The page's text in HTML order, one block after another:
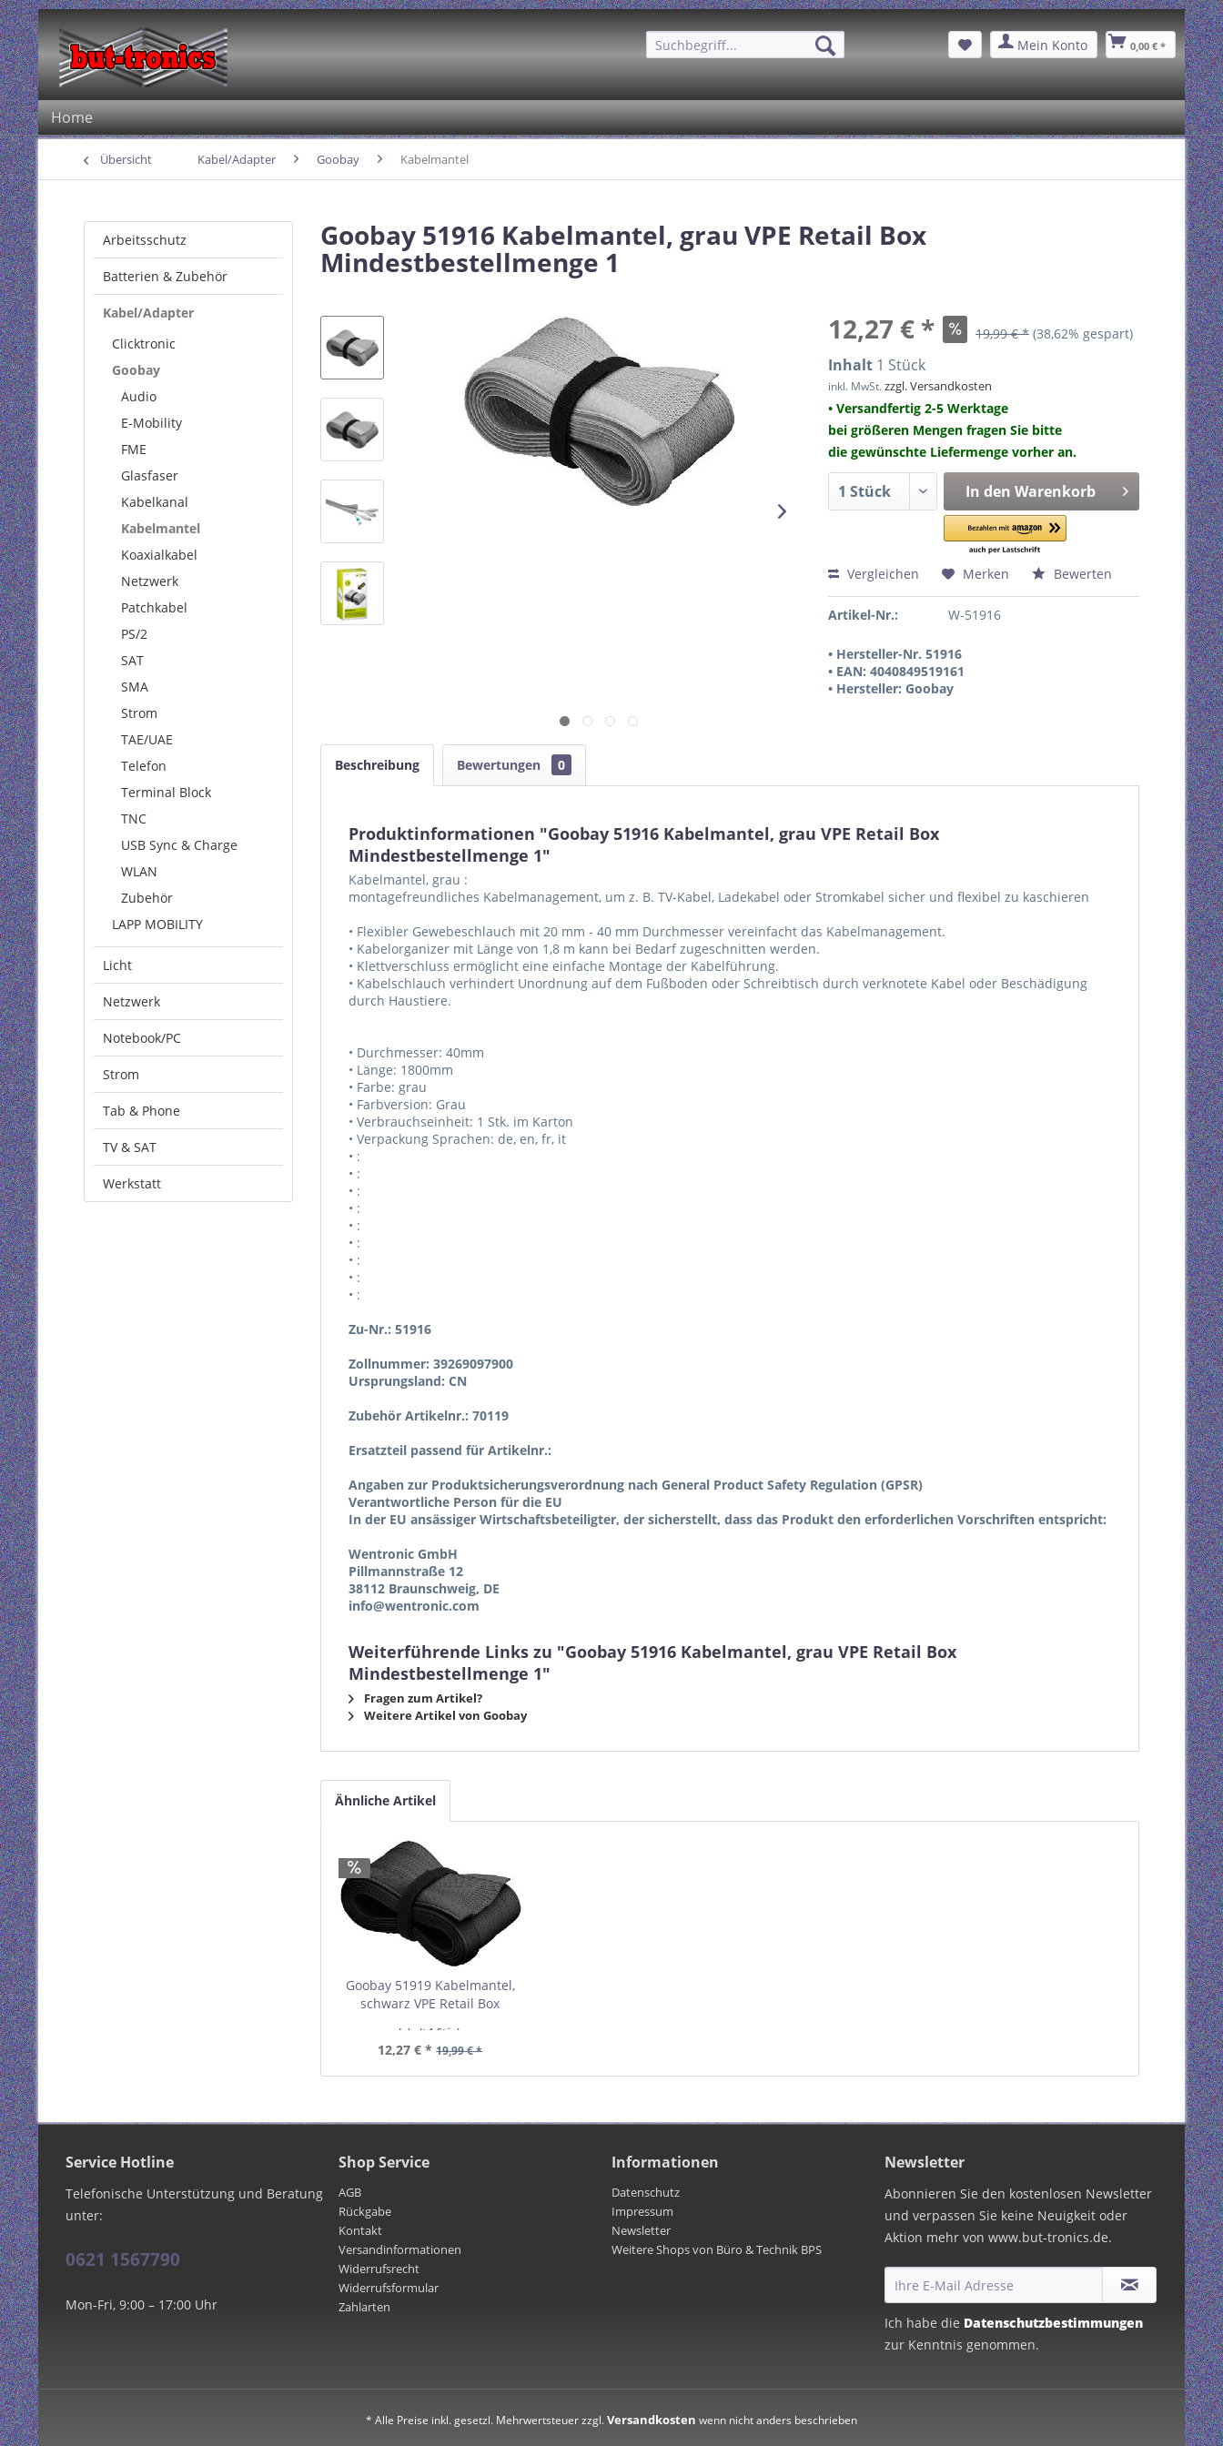
Mein Konto 0,00 € *
Home
Übersicht Kabel/Adapter Goobay Kabelmantel
Arbeitsschutz
Batterien & Zubehör
Kabel/Adapter
Clicktronic
Goobay
Audio
E-Mobility
FME
Glasfaser
Kabelkanal
Kabelmantel
Koaxialkabel
Netzwerk
Patchkabel
PS/2
SAT
SMA
Strom
TAE/UAE
Telefon
Terminal Block
TNC
USB Sync & Charge
WLAN
Zubehör
LAPP MOBILITY
Licht
Netzwerk
Notebook/PC
Strom
Tab & Phone
TV & SAT
Werkstatt
Goobay 51916 Kabelmantel, grau VPE Retail Box
Mindestbestellmenge 1
12,27 € *
19,99 € * (38,62% gespart)
Inhalt 1 Stück
inkl. MwSt.zzgl. Versandkosten
• Versandfertig 2-5 Werktage
bei größeren Mengen fragen Sie bitte
die gewünschte Liefermenge vorher an.
In den Warenkorb
Vergleichen Merken Bewerten
Artikel-Nr.: W-51916
• Hersteller-Nr. 51916
• EAN: 4040849519161
• Hersteller: Goobay
Beschreibung Bewertungen 0
Produktinformationen "Goobay 51916 Kabelmantel, grau VPE Retail Box
Mindestbestellmenge 1"
Kabelmantel, grau :
montagefreundliches Kabelmanagement, um z. B. TV-Kabel, Ladekabel oder Stromkabel sicher und flexibel zu kaschieren
• Flexibler Gewebeschlauch mit 20 mm - 40 mm Durchmesser vereinfacht das Kabelmanagement.
• Kabelorganizer mit Länge von 1,8 m kann bei Bedarf zugeschnitten werden.
• Klettverschluss ermöglicht eine einfache Montage der Kabelführung.
• Kabelschlauch verhindert Unordnung auf dem Fußboden oder Schreibtisch durch verknotete Kabel oder Beschädigung
durch Haustiere.
• Durchmesser: 40mm
• Länge: 1800mm
• Farbe: grau
• Farbversion: Grau
• Verbrauchseinheit: 1 Stk. im Karton
• Verpackung Sprachen: de, en, fr, it
• :
• :
• :
• :
• :
• :
• :
• :
• :
Zu-Nr.: 51916
Zollnummer: 39269097900
Ursprungsland: CN
Zubehör Artikelnr.: 70119
Ersatzteil passend für Artikelnr.:
Angaben zur Produktsicherungsverordnung nach General Product Safety Regulation (GPSR)
Verantwortliche Person für die EU
In der EU ansässiger Wirtschaftsbeteiligter, der sicherstellt, dass das Produkt den erforderlichen Vorschriften entspricht:
Wentronic GmbH
Pillmannstraße 12
38112 Braunschweig, DE
info@wentronic.com
Weiterführende Links zu "Goobay 51916 Kabelmantel, grau VPE Retail Box
Mindestbestellmenge 1"
Fragen zum Artikel?
Weitere Artikel von Goobay
Ähnliche Artikel
Goobay 51919 Kabelmantel,
schwarz VPE Retail Box
Inhalt 1 Stück
12,27 € * 19,99 € *
Service Hotline
Telefonische Unterstützung und Beratung
unter:
0621 1567790
Mon-Fri, 9:00 – 17:00 Uhr
Shop Service
AGB
Rückgabe
Kontakt
Versandinformationen
Widerrufsrecht
Widerrufsformular
Zahlarten
Informationen
Datenschutz
Impressum
Newsletter
Weitere Shops von Büro & Technik BPS
Newsletter
Abonnieren Sie den kostenlosen Newsletter
und verpassen Sie keine Neuigkeit oder
Aktion mehr von www.but-tronics.de.
Ich habe die Datenschutzbestimmungen
zur Kenntnis genommen.
* Alle Preise inkl. gesetzl. Mehrwertsteuer zzgl.Versandkosten wenn nicht anders beschrieben